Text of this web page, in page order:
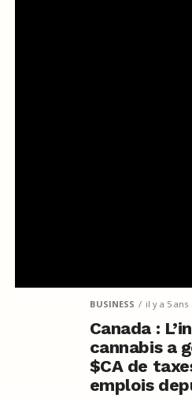
BUSINESS il y a 5 ans
Canada :
cannabis a
$CA de
emplois